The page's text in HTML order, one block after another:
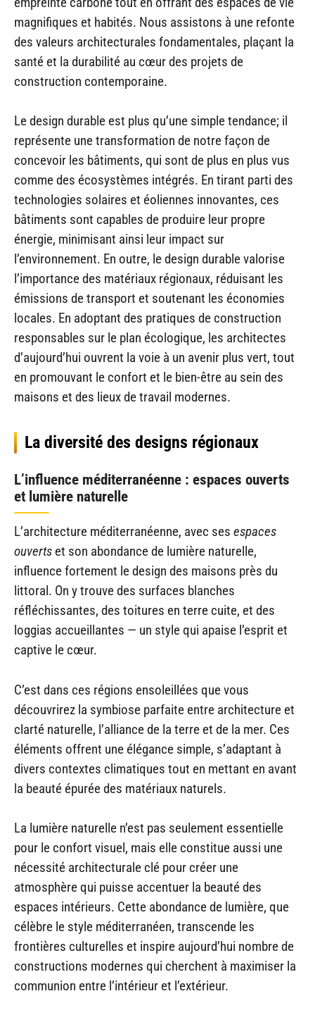
magnifiques et habités. Nous assistons à une refonte
des valeurs architecturales fondamentales, plaçant la
santé et la durabilité au cœur des projets de
construction contemporaine.
Le design durable est plus qu’une simple tendance; il
représente une transformation de notre façon de
concevoir les bâtiments, qui sont de plus en plus vus
comme des écosystèmes intégrés. En tirant parti des
technologies solaires et éoliennes innovantes, ces
bâtiments sont capables de produire leur propre
énergie, minimisant ainsi leur impact sur
l’environnement. En outre, le design durable valorise
l’importance des matériaux régionaux, réduisant les
émissions de transport et soutenant les économies
locales. En adoptant des pratiques de construction
responsables sur le plan écologique, les architectes
d’aujourd’hui ouvrent la voie à un avenir plus vert, tout
en promouvant le confort et le bien-être au sein des
maisons et des lieux de travail modernes.
La diversité des designs régionaux
L’influence méditerranéenne : espaces ouverts
et lumière naturelle
L’architecture méditerranéenne, avec ses espaces
ouverts et son abondance de lumière naturelle,
influence fortement le design des maisons près du
littoral. On y trouve des surfaces blanches
réfléchissantes, des toitures en terre cuite, et des
loggias accueillantes — un style qui apaise l’esprit et
captive le cœur.
C’est dans ces régions ensoleillées que vous
découvrirez la symbiose parfaite entre architecture et
clarté naturelle, l’alliance de la terre et de la mer. Ces
éléments offrent une élégance simple, s’adaptant à
divers contextes climatiques tout en mettant en avant
la beauté épurée des matériaux naturels.
La lumière naturelle n’est pas seulement essentielle
pour le confort visuel, mais elle constitue aussi une
nécessité architecturale clé pour créer une
atmosphère qui puisse accentuer la beauté des
espaces intérieurs. Cette abondance de lumière, que
célèbre le style méditerranéen, transcende les
frontières culturelles et inspire aujourd’hui nombre de
constructions modernes qui cherchent à maximiser la
communion entre l’intérieur et l’extérieur.